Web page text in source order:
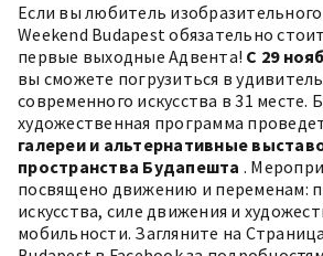
Если вы любитель изобразительного
Weekend Budapestобязательно
первые выходные Адвента! С 29
вы сможете погрузиться в
современного искусства в 31 месте.
художественная программа
галереи и альтернативные
пространства Будапешта .
посвящено движению и переменам:
искусства, силе движения и
мобильности. Загляните на